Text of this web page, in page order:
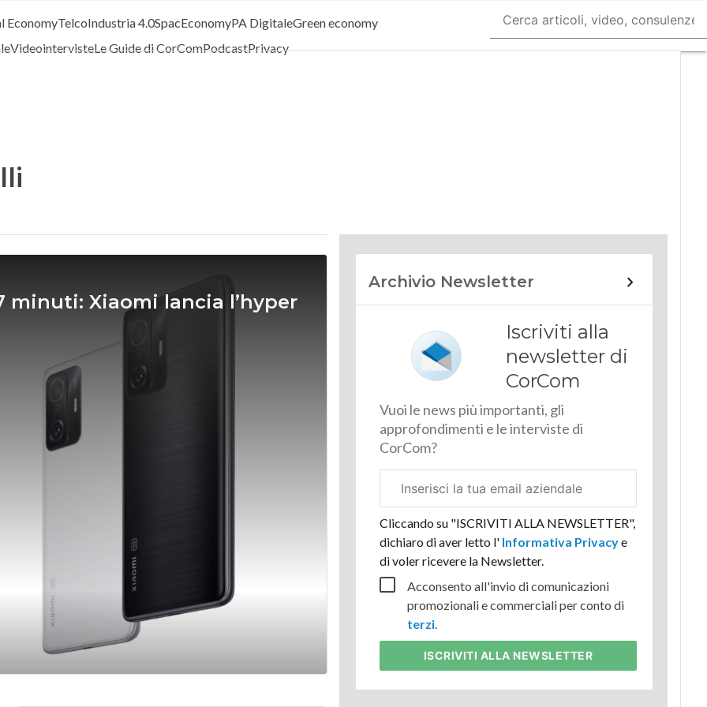
EconomyTelcoIndustria 4.0SpacEconomyPA DigitaleGreen economy
VideointervisteLe Guide di CorComPodcastPrivacy
minuti: Xiaomi lancia l’hyper
Archivio Newsletter
Iscriviti alla
newsletter di
CorCom
Vuoi le news più importanti, gli
approfondimenti e le interviste di
CorCom?
aziendale
Cliccando su "ISCRIVITI ALLA NEWSLETTER",
dichiaro di aver letto l'Informativa Privacye
di voler ricevere la Newsletter.
Acconsento all'invio di comunicazioni
promozionali e commerciali per conto di
terzi.
ISCRIVITI ALLA NEWSLETTER